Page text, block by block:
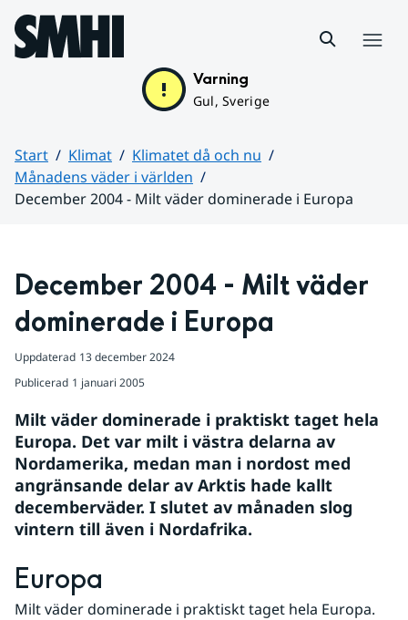
Hoppa till sidans innehåll
Varning
Gul, Sverige
Start Klimat
Klimatet då och nu
Månadens väder i världen
December 2004 - Milt väder dominerade i Europa
December 2004 - Milt väder
dominerade i Europa
Uppdaterad 13 december 2024
Publicerad 1 januari 2005
Milt väder dominerade i praktiskt taget hela
Europa. Det var milt i västra delarna av
Nordamerika, medan man i nordost med
angränsande delar av Arktis hade kallt
decemberväder. I slutet av månaden slog
vintern till även i Nordafrika.
Europa
Milt väder dominerade i praktiskt taget hela Europa.